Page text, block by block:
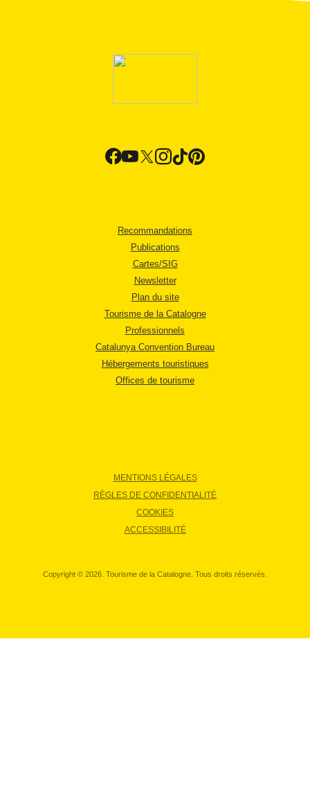
Recommandations
Publications
Cartes/SIG
Newsletter
Plan du site
Tourisme de la Catalogne
Professionnels
Catalunya Convention Bureau
Hébergements touristiques
Offices de tourisme
MENTIONS LÉGALES
RÈGLES DE CONFIDENTIALITÉ
COOKIES
ACCESSIBILITÉ
Copyright © 2026. Tourisme de la Catalogne. Tous droits réservés.